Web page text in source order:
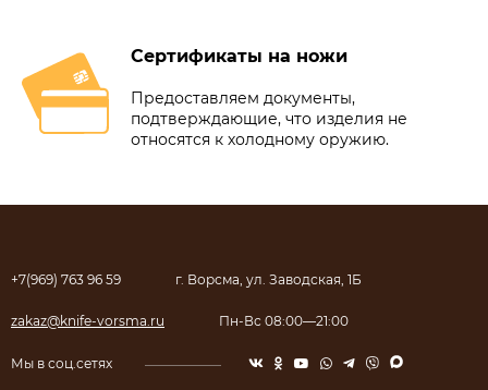
Сертификаты на ножи
Предоставляем документы,
подтверждающие, что изделия не
относятся к холодному оружию.
+7(969) 763 96 59 г. Ворсма, ул. Заводская, 1Б
zakaz@knife-vorsma.ru Пн-Вс 08:00—21:00
Мы в соц.сетях